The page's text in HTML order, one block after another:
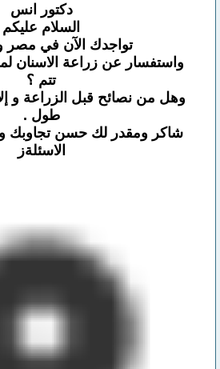
دكتور انس
السلام عليكم
تواجدك الآن في مصر
واستفسار عن زراعة الاسنان
تتم ؟
وهل من نصائح قبل الزراعة و
طول .
شاكر ومقدر لك حسن تجاوبك
الاسئلةز